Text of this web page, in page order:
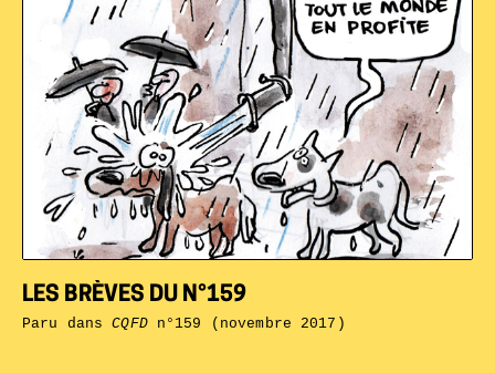
LES BRÈVES DU N°159
Paru dansCQFDn°159 (novembre 2017)